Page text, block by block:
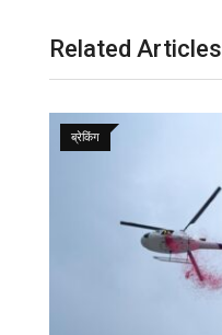
Related Articles
ब्रेकिंग